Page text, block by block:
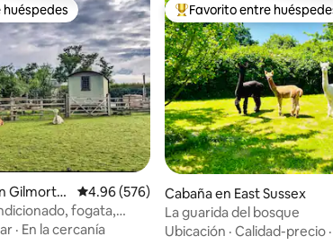
preferido
Gilmorto
Calificación promedio: 4.96 de 5, 576
4.96 (576)
fogata,
cerdos mascota
· En la cercanía
Favorito entre huéspedes
Favorito entre
Cabaña en East Sussex
La guarida del bosque
Ubicación · Calidad-precio ·